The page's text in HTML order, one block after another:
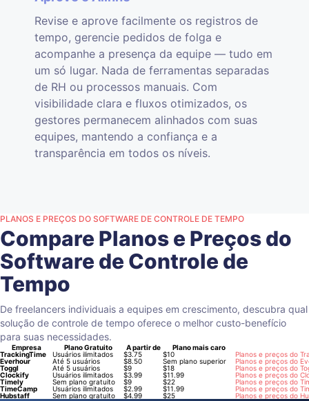
Revise e aprove facilmente os registros de
tempo, gerencie pedidos de folga e
acompanhe a presença da equipe — tudo em
um só lugar. Nada de ferramentas separadas
de RH ou processos manuais. Com
visibilidade clara e fluxos otimizados, os
gestores permanecem alinhados com suas
equipes, mantendo a confiança e a
transparência em todos os níveis.
PLANOS E PREÇOS DO SOFTWARE DE CONTROLE DE TEMPO
Compare Planos e Preços do
Software de Controle de
Tempo
De freelancers individuais a equipes em crescimento, descubra qual
solução de controle de tempo oferece o melhor custo-benefício
para suas necessidades.
Empresa Plano Gratuito A partir de
Plano mais caro
TrackingTime
Usuários ilimitados $3.75 $10
Planos e preços do
Everhour
Até 5 usuários $8.50 Sem plano superior
Planos e preços do
Toggl
Até 5 usuários $9 $18
Planos e preços do
Clockify
Usuários ilimitados $3.99 $11.99
Planos e preços do
Timely
Sem plano gratuito $9 $22
Planos e preços do
TimeCamp
Usuários ilimitados $2.99 $11.99
Planos e preços do
Hubstaff
Sem plano gratuito $4.99 $25 Planos e preços do